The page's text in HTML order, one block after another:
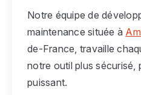
Notre équipe de
maintenance située à
de-France, travaille
notre outil plus sécurisé,
puissant.